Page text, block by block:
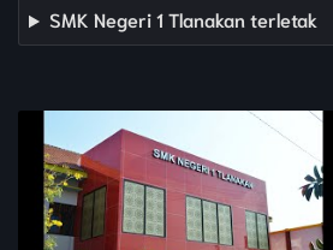
SMK Negeri 1 Tlanakan terletak